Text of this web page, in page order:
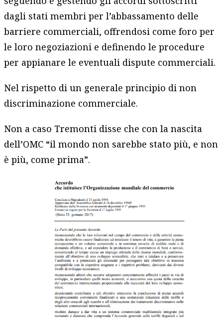
dagli stati membri per l’abbassamento delle
barriere commerciali, offrendosi come foro per
le loro negoziazioni e definendo le procedure
per appianare le eventuali dispute commerciali.
Nel rispetto di un generale principio di non
discriminazione commerciale.
Non a caso Tremonti disse che con la nascita
dell’OMC “il mondo non sarebbe stato più, e non
è più, come prima”.